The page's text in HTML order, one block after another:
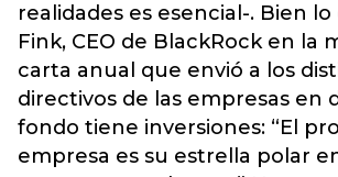
realidades es esencial-. Bien
Fink, CEO de BlackRock en la
carta anual que envió a los
directivos de las empresas en
fondo tiene inversiones: “El
empresa es su estrella polar